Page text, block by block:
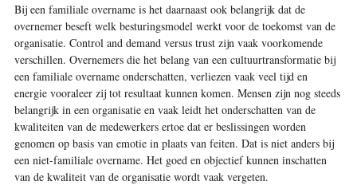
Bij een familiale overname is het daarnaast ook belangrijk dat de
overnemer beseft welk besturingsmodel werkt voor de toekomst van de
organisatie. Control and demand versus trust zijn vaak voorkomende
verschillen. Overnemers die het belang van een cultuurtransformatie bij
een familiale overname onderschatten, verliezen vaak veel tijd en
energie vooraleer zij tot resultaat kunnen komen. Mensen zijn nog steeds
belangrijk in een organisatie en vaak leidt het onderschatten van de
kwaliteiten van de medewerkers ertoe dat er beslissingen worden
genomen op basis van emotie in plaats van feiten. Dat is niet anders bij
een niet-familiale overname. Het goed en objectief kunnen inschatten
van de kwaliteit van de organisatie wordt vaak vergeten.